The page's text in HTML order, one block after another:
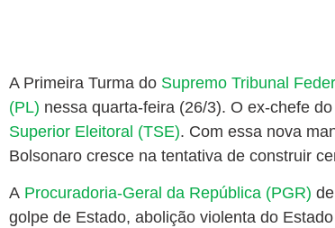
A Primeira Turma do Supremo Tribunal
(PL) nessa quarta-feira (26/3). O ex-chefe
Superior Eleitoral (TSE). Com essa nova
Bolsonaro cresce na tentativa de construir
A Procuradoria-Geral da República (PGR)
golpe de Estado, abolição violenta do